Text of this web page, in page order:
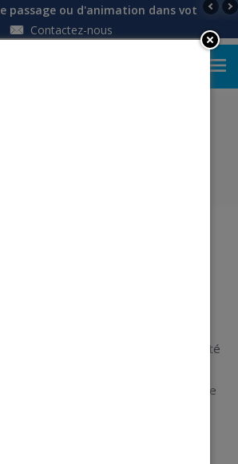
passage ou d'animation dans votre
Contactez-nous
générales de vente visent à
de la Société MAGASINS
produits présentés par MAGASINS
bleus.fr (ci-après « le
de façon exclusive entre la Société
capital de 1 500 000 euros,
du Commerce et des Sociétés de
649 200 334, dont le siège est
BP35 131, 35 651 LE RHEU
après « La Société » et tout